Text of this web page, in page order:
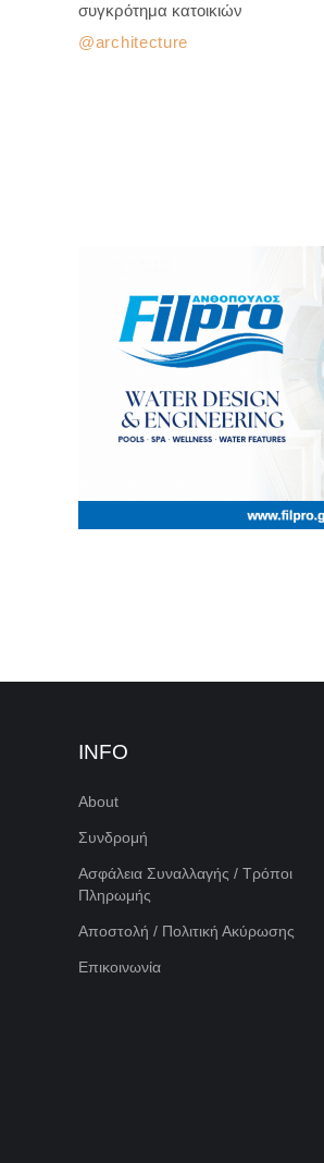
architecture
συγκρότημα κατοικιών
INFO
About
Συνδρομή
Ασφάλεια Συναλλαγής / Τρόποι
Πληρωμής
Αποστολή / Πολιτική Ακύρωσης
Επικοινωνία